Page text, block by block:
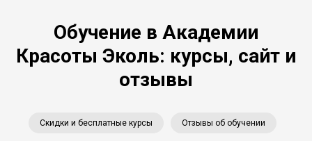
Обучение в Академии
Красоты Эколь: курсы, сайт и
отзывы
Скидки и бесплатные курсы Отзывы об обучении